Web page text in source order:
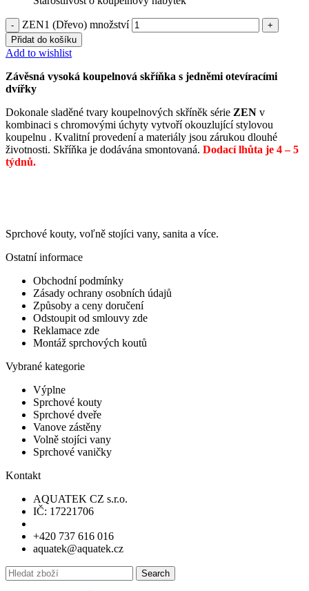
ZEN1 (Dřevo) množství
Přidat do košíku
Add to wishlist
Závěsná vysoká koupelnová skříňka s jedněmi otevíracími
dvířky
Dokonale sladěné tvary koupelnových skříněk série ZEN v
kombinaci s chromovými úchyty vytvoří okouzlující stylovou
koupelnu . Kvalitní provedení a materiály jsou zárukou dlouhé
životnosti. Skříňka je dodávána smontovaná. Dodací lhůta je 4 – 5
týdnů.
Sprchové kouty, voľně stojíci vany, sanita a více.
Ostatní informace
Obchodní podmínky
Zásady ochrany osobních údajů
Způsoby a ceny doručení
Odstoupit od smlouvy zde
Reklamace zde
Montáž sprchových koutů
Vybrané kategorie
Výplne
Sprchové kouty
Sprchové dveře
Vanove zástěny
Volně stojíci vany
Sprchové vaničky
Kontakt
AQUATEK CZ s.r.o.
IČ: 17221706
+420 737 616 016
aquatek@aquatek.cz
Search